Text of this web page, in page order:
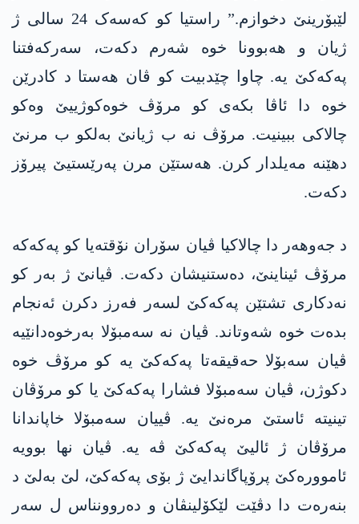
لێبۆرینێ دخوازم.” راستیا کو کەسەک 24 سالی ژ
ژیان و ھەبوونا خوە شەرم دکەت، سەرکەفتنا
پەکەکێ یە. چاوا چێدبیت کو ڤان ھەستا د کادرێن
خوە دا ئاڤا بکەی کو مرۆڤ خوەکوژییێ وەکو
چالاکی ببینیت. مرۆڤ نە ب ژیانێ بەلکو ب مرنێ
دهێنە مەیلدار کرن. ھەستێن مرن پەرێستیێ پیرۆز
دکەت.
د جەوھەر دا چالاکیا ڤیان سۆران نۆقتەیا کو پەکەکە
مرۆڤ ئیناینێ، دەستنیشان دکەت. ڤیانێ ژ بەر کو
نەدکاری تشتێن پەکەکێ لسەر فەرز دکرن ئەنجام
بدەت خوە شەوتاند. ڤیان نە سەمبۆلا بەرخوەدانێیە
ڤیان سەبۆلا حەقیقەتا پەکەکێ یە کو مرۆڤ خوە
دکوژن، ڤیان سەمبۆلا فشارا پەکەکێ یا کو مرۆڤان
تینیتە ئاستێ مرەنێ یە. ڤییان سەمبۆلا خاپاندانا
مرۆڤان ژ ئالیێ پەکەکێ ڤە یە. ڤیان نها بوویە
ئاموورەکێ پرۆپاگاندایێ ژ بۆی پەکەکێ، لێ بەلێ د
بنەرەت دا دڤێت لێکۆلینڤان و دەروونناس ل سەر